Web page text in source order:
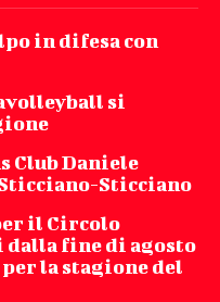
in difesa con
si
Club Daniele
Sticciano
il Circolo
fine di agosto
la stagione del